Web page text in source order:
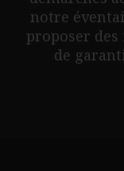
notre
proposer des
de